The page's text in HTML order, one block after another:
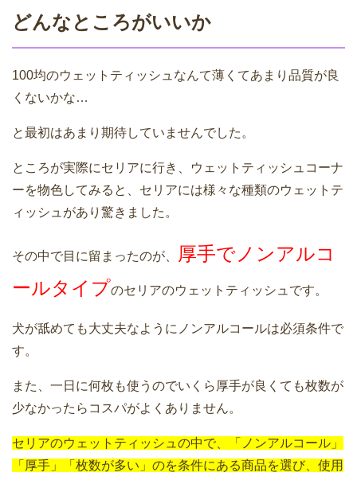
どんなところがいいか
100均のウェットティッシュなんて薄くてあまり品質が良
くないかな…
と最初はあまり期待していませんでした。
ところが実際にセリアに行き、ウェットティッシュコーナ
ーを物色してみると、セリアには様々な種類のウェットテ
ィッシュがあり驚きました。
その中で目に留まったのが、
厚手でノンアルコ
ールタイプのセリアのウェットティッシュです。
犬が舐めても大丈夫なようにノンアルコールは必須条件で
す。
また、一日に何枚も使うのでいくら厚手が良くても枚数が
少なかったらコスパがよくありません。
セリアのウェットティッシュの中で、「ノンアルコール」
「厚手」「枚数が多い」のを条件にある商品を選び、使用